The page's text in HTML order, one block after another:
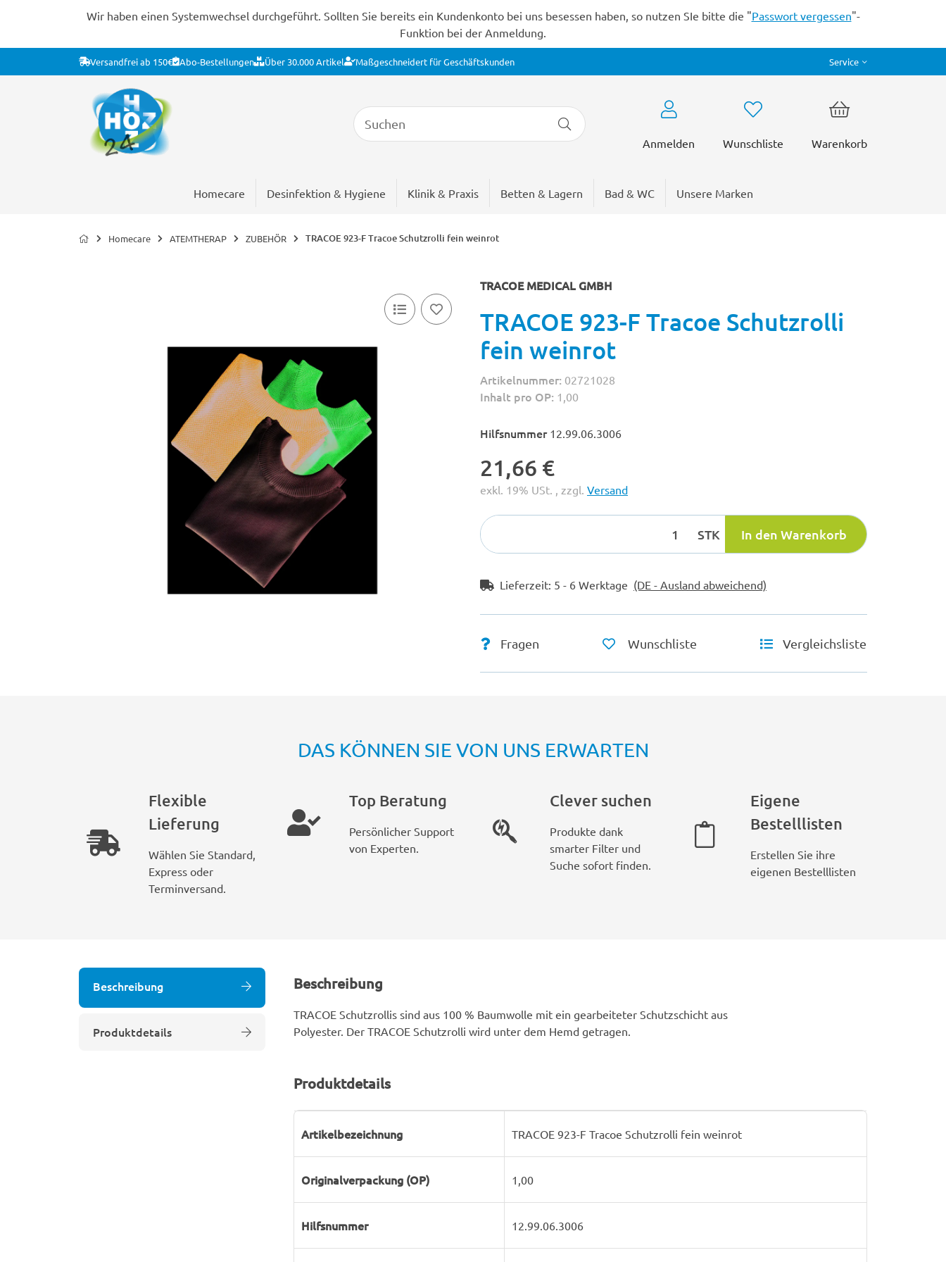
Wir haben einen Systemwechsel durchgeführt. Sollten Sie bereits ein Kundenkonto bei uns besessen haben, so nutzen SIe bitte die "Passwort vergessen"-
Funktion bei der Anmeldung.
Versandfrei ab 150€ Abo-Bestellungen Über 30.000 Artikel Maßgeschneidert für Geschäftskunden Service
Anmelden Wunschliste Warenkorb
Homecare Desinfektion & Hygiene Klinik & Praxis Betten & Lagern Bad & WC Unsere Marken
Homecare ATEMTHERAP ZUBEHÖR TRACOE 923-F Tracoe Schutzrolli fein weinrot
TRACOE MEDICAL GMBH
TRACOE 923-F Tracoe Schutzrolli
fein weinrot
Artikelnummer: 02721028
Inhalt pro OP: 1,00
Hilfsnummer 12.99.06.3006
21,66 €
exkl. 19% USt. , zzgl. Versand
STK In den Warenkorb
Lieferzeit: 5 - 6 Werktage (DE - Ausland abweichend)
Fragen Wunschliste Vergleichsliste
DAS KÖNNEN SIE VON UNS ERWARTEN
Flexible
Lieferung
Wählen Sie Standard,
Express oder
Terminversand.
Top Beratung
Persönlicher Support
von Experten.
Clever suchen
Produkte dank
smarter Filter und
Suche sofort finden.
Eigene
Bestelllisten
Erstellen Sie ihre
eigenen Bestelllisten
Beschreibung
Produktdetails
Beschreibung
TRACOE Schutzrollis sind aus 100 % Baumwolle mit ein gearbeiteter Schutzschicht aus
Polyester. Der TRACOE Schutzrolli wird unter dem Hemd getragen.
Produktdetails
Artikelbezeichnung TRACOE 923-F Tracoe Schutzrolli fein weinrot
Originalverpackung (OP) 1,00
Hilfsnummer 12.99.06.3006